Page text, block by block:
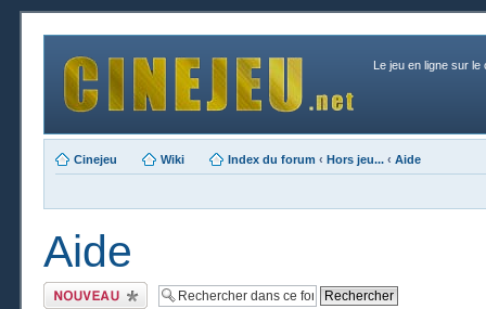
Le jeu en ligne sur le
Cinejeu Wiki Index du forum ‹ Hors jeu... ‹ Aide
Aide
Publier un nouveau
sujet